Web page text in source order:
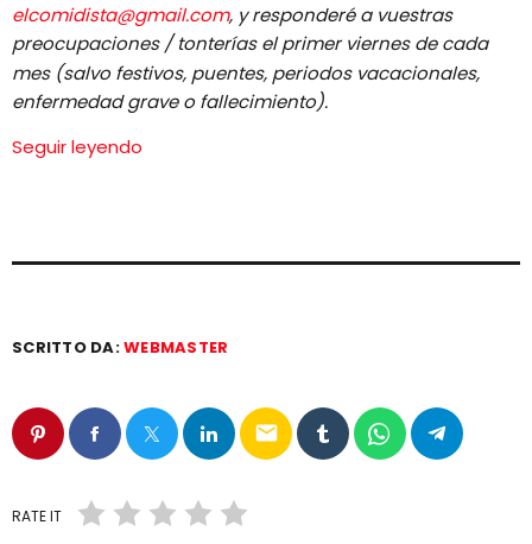
elcomidista@gmail.com, y responderé a vuestras
preocupaciones / tonterías el primer viernes de cada
mes (salvo festivos, puentes, periodos vacacionales,
enfermedad grave o fallecimiento).
Seguir leyendo
SCRITTO DA:WEBMASTER
email
RATE IT